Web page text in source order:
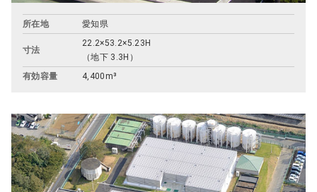
所在地 愛知県
寸法
22.2×53.2×5.23H
（地下 3.3H）
有効容量
4,400m³